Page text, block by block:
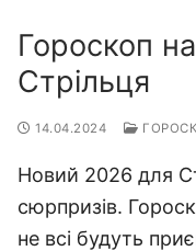
Гороскоп
Стрільця
14.04.2024
Новий 2026 для
сюрпризів.
не всі будуть